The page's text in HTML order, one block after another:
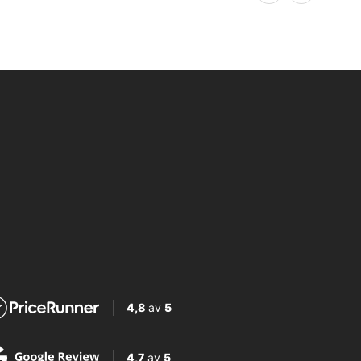
4,8av 5
4,7av 5